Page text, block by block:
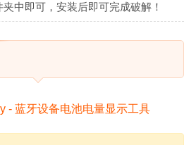
中即可，安装后即可完成破解！